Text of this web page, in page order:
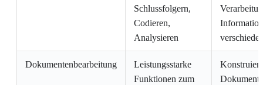
Schlussfolgern,
Codieren,
Analysieren
Dokumentenbearbeitung
Leistungsstarke
Funktionen zum